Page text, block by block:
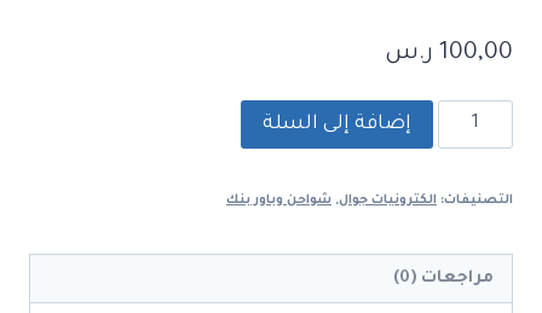
100,00 ر.س
كمية
أباجورة
سمارت
إضافة إلى السلة
التصنيفات: الكترونيات جوال, شواحن وباور بنك
مراجعات (0)